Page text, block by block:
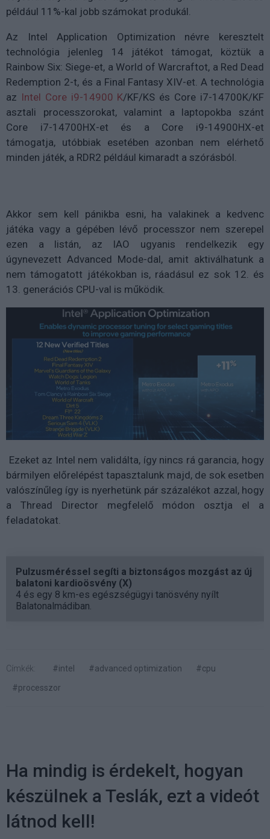
például 11%-kal jobb számokat produkál.
Az Intel Application Optimization névre keresztelt
technológia jelenleg 14 játékot támogat, köztük a
Rainbow Six: Siege-et, a World of Warcraftot, a Red Dead
Redemption 2-t, és a Final Fantasy XIV-et. A technológia
az Intel Core i9-14900 K/KF/KS és Core i7-14700K/KF
asztali processzorokat, valamint a laptopokba szánt
Core i7-14700HX-et és a Core i9-14900HX-et
támogatja, utóbbiak esetében azonban nem elérhető
minden játék, a RDR2 például kimaradt a szórásból.
Akkor sem kell pánikba esni, ha valakinek a kedvenc
játéka vagy a gépében lévő processzor nem szerepel
ezen a listán, az IAO ugyanis rendelkezik egy
úgynevezett Advanced Mode-dal, amit aktiválhatunk a
nem támogatott játékokban is, ráadásul ez sok 12. és
13. generációs CPU-val is működik.
Ezeket az Intel nem validálta, így nincs rá garancia, hogy
bármilyen előrelépést tapasztalunk majd, de sok esetben
valószínűleg így is nyerhetünk pár százalékot azzal, hogy
a Thread Director megfelelő módon osztja el a
feladatokat.
Pulzusméréssel segíti a biztonságos mozgást az új
balatoni kardioösvény (X)
4 és egy 8 km-es egészségügyi tanösvény nyílt
Balatonalmádiban.
Címkék: #intel #advanced optimization
#cpu
#processzor
Ha mindig is érdekelt, hogyan
készülnek a Teslák, ezt a videót
látnod kell!